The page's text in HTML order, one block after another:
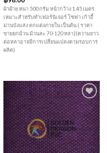
ผ้าฝ้าย หนา 500 กรัม หน้ากว้าง 1.45 เมตร
เหมาะสำหรับทำเฟอร์นิเจอร์ โซฟา เก้าอี้
ม่านบังแสง ตกแต่งภายใน เป็นต้น ( ราคา
ขายยกม้วน ม้วนละ 70-120 หลา)(ความยาว
ต่อหลาอาจมีการเปลี่ยนแปลงตามรอบการ
ผลิต)
Add to
Wishlist